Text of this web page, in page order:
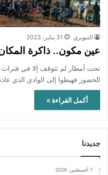
التنويري 31 يناير، 2023
عين مكون.. ذاكرة
الحضور فهبطوا إلى الوادي الذي
أكمل القراءة »
جديدنا
7 أغسطس، 2026